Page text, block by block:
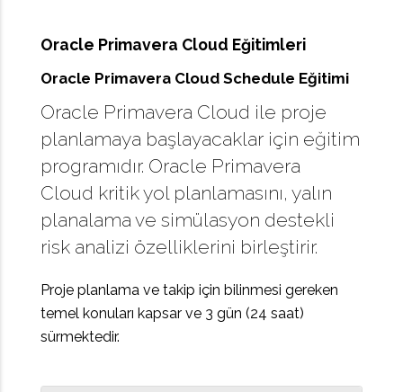
Oracle Primavera Cloud Eğitimleri
Oracle Primavera Cloud Schedule Eğitimi
Oracle Primavera Cloud ile proje
planlamaya başlayacaklar için eğitim
programıdır. Oracle Primavera
Cloud kritik yol planlamasını, yalın
planalama ve simülasyon destekli
risk analizi özelliklerini birleştirir.
Proje planlama ve takip için bilinmesi gereken
temel konuları kapsar ve 3 gün (24 saat)
sürmektedir.